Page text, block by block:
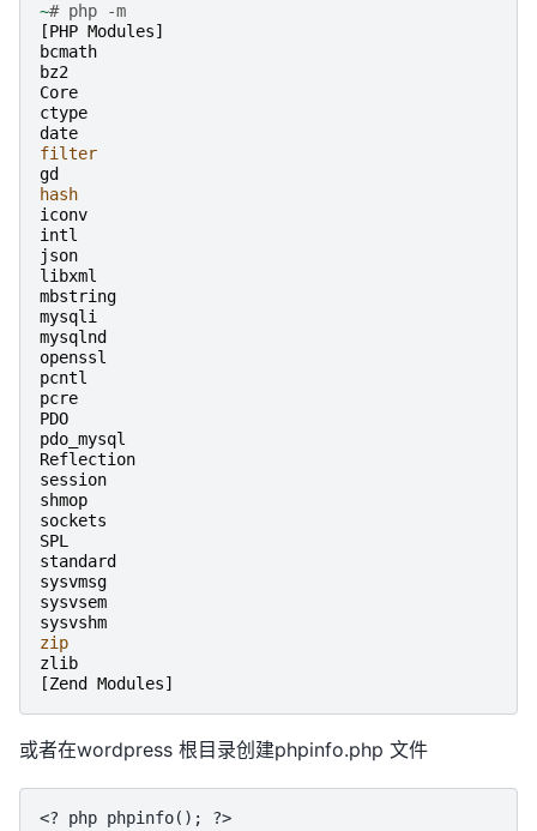
~# php -m
[PHP Modules]
bcmath
bz2
Core
ctype
date
filter
gd
hash
iconv
intl
json
libxml
mbstring
mysqli
mysqlnd
openssl
pcntl
pcre
PDO
pdo_mysql
Reflection
session
shmop
sockets
SPL
standard
sysvmsg
sysvsem
sysvshm
zip
zlib
[Zend Modules]
或者在wordpress 根目录创建phpinfo.php 文件